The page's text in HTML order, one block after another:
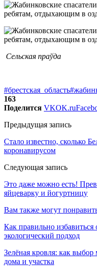
Сельская праўда
#брестская_область
163
Поделится VKOK.ru
Предыдущая запись
Стало известно, сколько
коронавирусом
Следующая запись
Это даже можно есть!
яйцеварку и йогуртницу
Вам также могут
Как правильно избавиться
экологический подход
Зелёная кровля: как
дома и участка